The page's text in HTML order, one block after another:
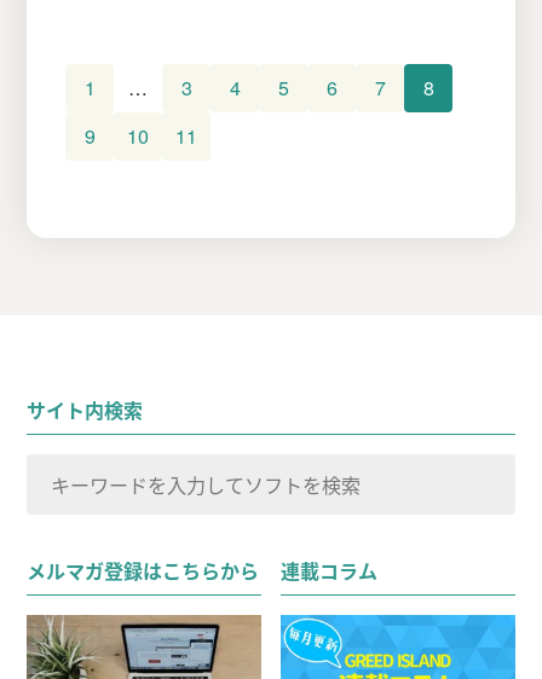
1 … 3 4 5 6 7
8
9
10 11
サイト内検索
象:
メルマガ登録はこちらから
連載コラム